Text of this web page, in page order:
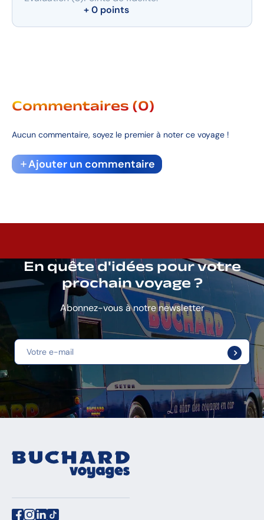
+ 0 points
Commentaires (0)
Aucun commentaire, soyez le premier à noter ce voyage !
Ajouter un commentaire
En quête d'idées pour votre
prochain voyage ?
Abonnez-vous à notre newsletter